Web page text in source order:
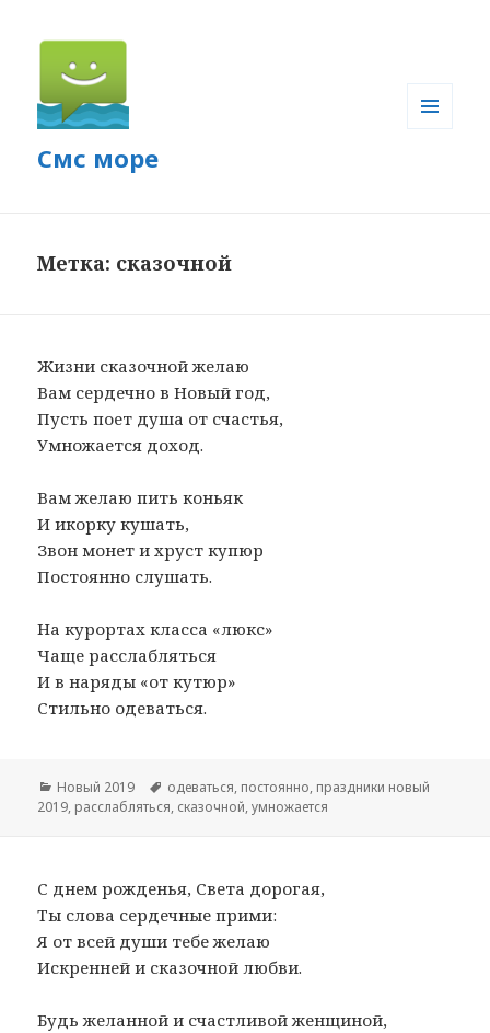
Смс море
Метка: сказочной
Жизни сказочной желаю
Вам сердечно в Новый год,
Пусть поет душа от счастья,
Умножается доход.
Вам желаю пить коньяк
И икорку кушать,
Звон монет и хруст купюр
Постоянно слушать.
На курортах класса «люкс»
Чаще расслабляться
И в наряды «от кутюр»
Стильно одеваться.
Рубрики
Новый 2019 Метки
одеваться, постоянно, праздники новый
2019, расслабляться, сказочной,умножается
С днем рожденья, Света дорогая,
Ты слова сердечные прими:
Я от всей души тебе желаю
Искренней и сказочной любви.
Будь желанной и счастливой женщиной,